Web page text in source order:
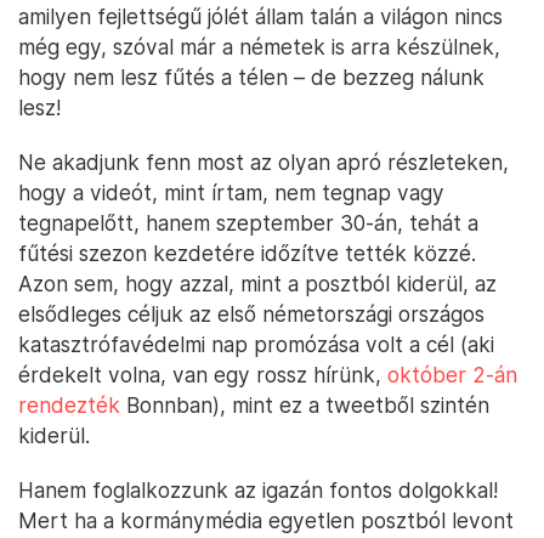
amilyen fejlettségű jólét állam talán a világon nincs
még egy, szóval már a németek is arra készülnek,
hogy nem lesz fűtés a télen – de bezzeg nálunk
lesz!
Ne akadjunk fenn most az olyan apró részleteken,
hogy a videót, mint írtam, nem tegnap vagy
tegnapelőtt, hanem szeptember 30-án, tehát a
fűtési szezon kezdetére időzítve tették közzé.
Azon sem, hogy azzal, mint a posztból kiderül, az
elsődleges céljuk az első németországi országos
katasztrófavédelmi nap promózása volt a cél (aki
érdekelt volna, van egy rossz hírünk, október 2-án
rendezték Bonnban), mint ez a tweetből szintén
kiderül.
Hanem foglalkozzunk az igazán fontos dolgokkal!
Mert ha a kormánymédia egyetlen posztból levont